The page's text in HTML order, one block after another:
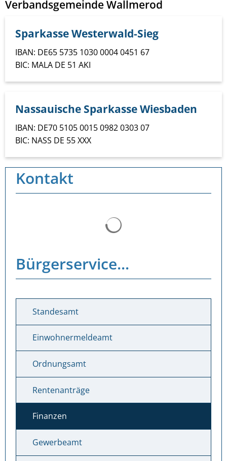
Verbandsgemeinde Wallmerod
Sparkasse Westerwald-Sieg
IBAN: DE65 5735 1030 0004 0451 67
BIC: MALA DE 51 AKI
Nassauische Sparkasse Wiesbaden
IBAN: DE70 5105 0015 0982 0303 07
BIC: NASS DE 55 XXX
Kontakt
Bürgerservice...
Standesamt
Einwohnermeldeamt
Ordnungsamt
Rentenanträge
Finanzen
Gewerbeamt